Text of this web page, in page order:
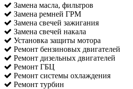
Замена масла, фильтров
Замена ремней ГРМ
Замена свечей зажигания
Замена свечей накала
Установка защиты мотора
Ремонт бензиновых двигателей
Ремонт дизельных двигателей
Ремонт ГБЦ
Ремонт системы охлаждения
Ремонт турбин